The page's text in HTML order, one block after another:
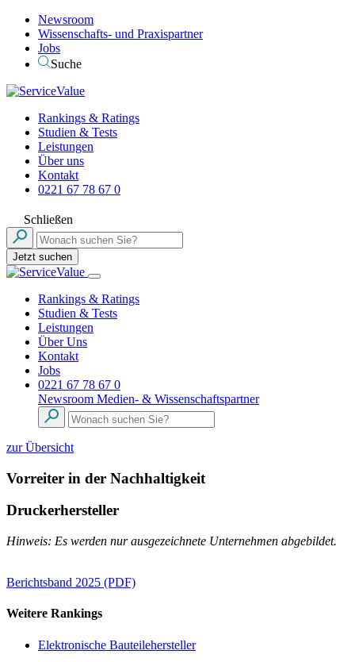
Newsroom
Wissenschafts- und Praxispartner
Jobs
Suche
Rankings & Ratings
Studien & Tests
Leistungen
Über uns
Kontakt
0221 67 78 67 0
Schließen
Jetzt suchen
Rankings & Ratings
Studien & Tests
Leistungen
Über Uns
Kontakt
Jobs
0221 67 78 67 0
Newsroom Medien- & Wissenschaftspartner
zur Übersicht
Vorreiter in der Nachhaltigkeit
Druckerhersteller
Hinweis: Es werden nur ausgezeichnete Unternehmen abgebildet.
Berichtsband 2025 (PDF)
Weitere Rankings
Elektronische Bauteilehersteller